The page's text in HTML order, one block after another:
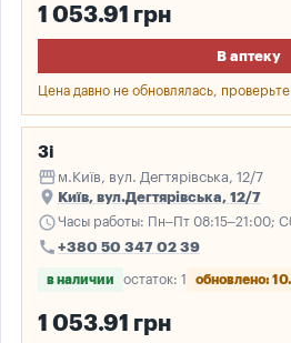
1 053.91 грн
В аптеку
Цена давно не обновлялась,
3і
storefront м.Київ, вул. Дегтярівська, 12/7
place Київ, вул.Дегтярівська, 12/7
scheduleЧасы работы: Пн–Пт 08:15–21:00;
call +380 50 347 02 39
в наличии остаток: 1 обновлено:
1 053.91 грн